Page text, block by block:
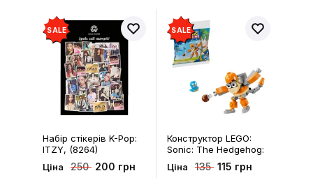
SALE
Набір стікерів K-Pop:
ITZY, (8264)
Ціна 250 200 грн
SALE
Конструктор LEGO:
Sonic: The Hedgehog:
Kiki's Coconut Attack:
Kiki and Flicky, (30676)
Ціна 135 115 грн